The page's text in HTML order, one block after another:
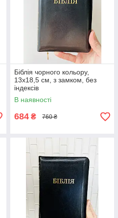
Біблія чорного кольору,
13х18,5 см, з замком, без
індексів
В наявності
684 ₴ 760 ₴